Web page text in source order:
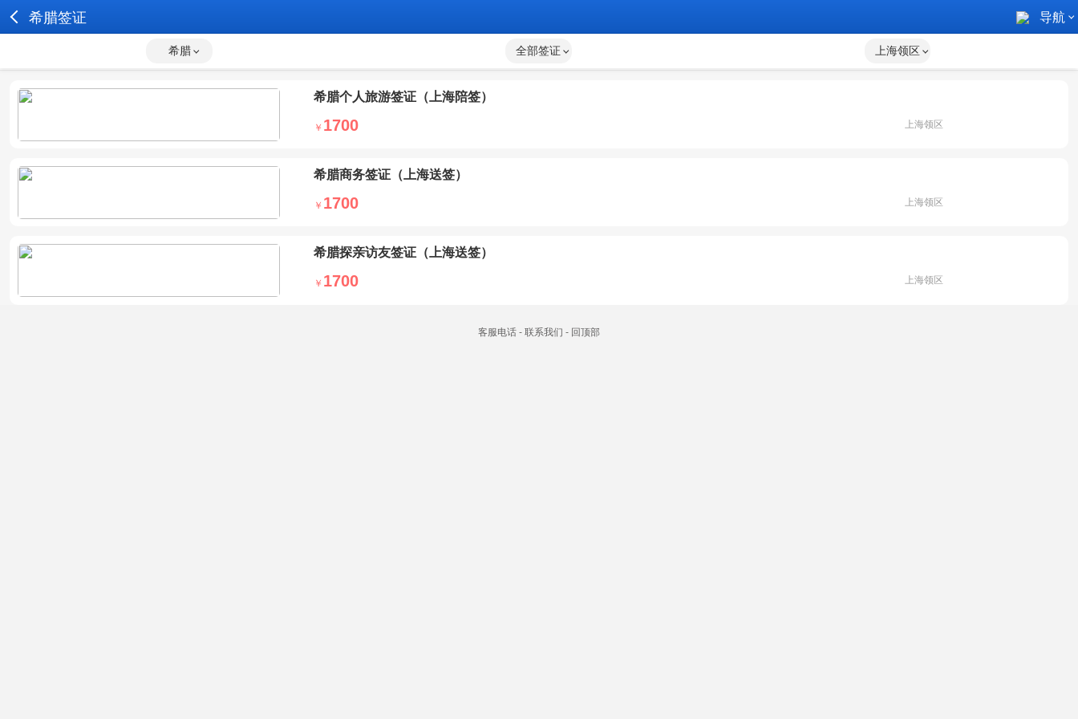
希腊签证 导航
上海领区：安徽全省; 江苏全省; 上海; 浙江全省
希腊个人旅游签证（上海陪签）
上海领区
￥ 1700
希腊商务签证（上海送签）
上海领区
￥ 1700
希腊探亲访友签证（上海送签）
上海领区
￥ 1700
希腊 全部签证 上海领区
客服电话 - 联系我们 - 回顶部